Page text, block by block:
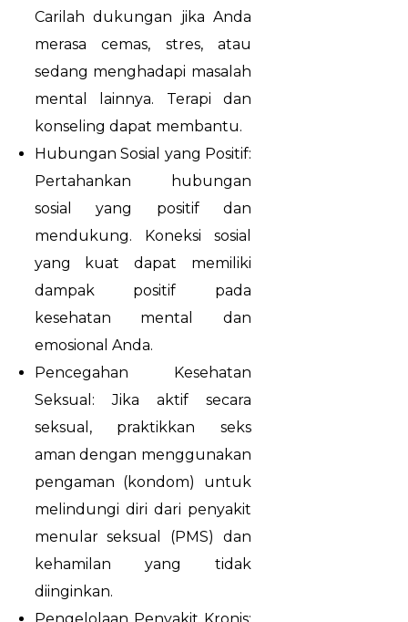
Carilah dukungan jika Anda
merasa cemas, stres, atau
sedang menghadapi masalah
mental lainnya. Terapi dan
konseling dapat membantu.
Hubungan Sosial yang Positif:
Pertahankan hubungan
sosial yang positif dan
mendukung. Koneksi sosial
yang kuat dapat memiliki
dampak positif pada
kesehatan mental dan
emosional Anda.
Pencegahan Kesehatan
Seksual: Jika aktif secara
seksual, praktikkan seks
aman dengan menggunakan
pengaman (kondom) untuk
melindungi diri dari penyakit
menular seksual (PMS) dan
kehamilan yang tidak
diinginkan.